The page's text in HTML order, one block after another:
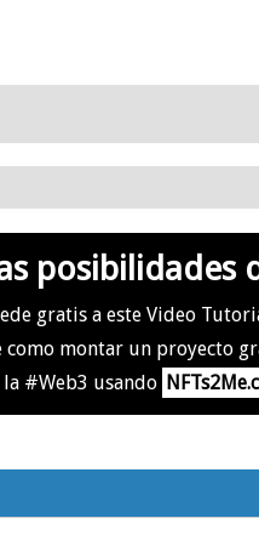
posibilidades
gratis a este Video
como montar un proyecto
la #Web3 usando